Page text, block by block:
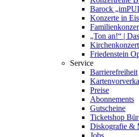
Barock
Konzerte in
„Ton an!“ |
Friedenstein
Service
Barrierefreiheit
Preise
Abonnements
Gutscheine
Ticketshop
Diskografie &
Jobs